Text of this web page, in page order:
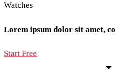
Watches
Lorem ipsum dolor sit amet,
Start Free